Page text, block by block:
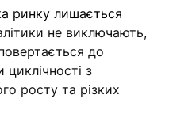
ринку лишається
не виключають,
до
циклічності з
росту та різких